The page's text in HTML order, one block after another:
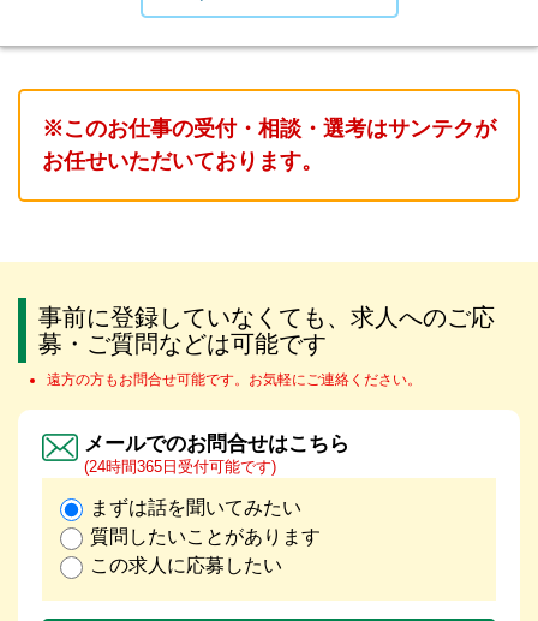
※このお仕事の受付・相談・選考はサンテクが
お任せいただいております。
事前に登録していなくても、求人へのご応
募・ご質問などは可能です
遠方の方もお問合せ可能です。お気軽にご連絡ください。
メールでのお問合せはこちら
(24時間365日受付可能です)
まずは話を聞いてみたい
質問したいことがあります
この求人に応募したい